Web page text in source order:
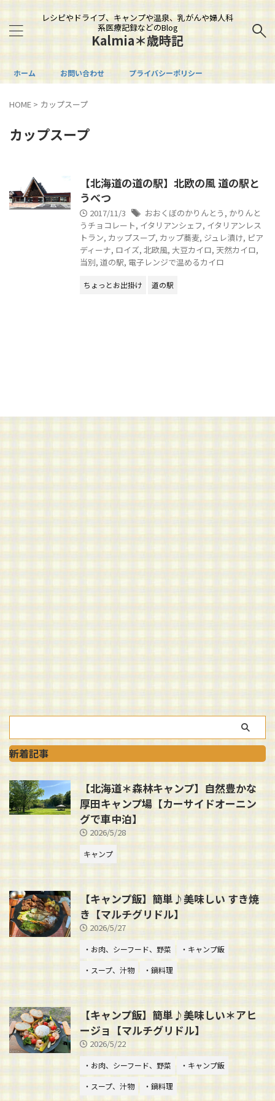
レシピやドライブ、キャンプや温泉、乳がんや婦人科
系医療記録などのBlog
Kalmia＊歳時記
ホーム お問い合わせ プライバシーポリシー
HOME > カップスープ
カップスープ
【北海道の道の駅】北欧の風 道の駅と
うべつ
2017/11/3 おおくぼのかりんとう , かりんと
うチョコレート, イタリアンシェフ, イタリアンレス
トラン, カップスープ, カップ蕎麦, ジュレ漬け, ピア
ディーナ, ロイズ, 北欧風, 大豆カイロ, 天然カイロ,
当別, 道の駅, 電子レンジで温めるカイロ
ちょっとお出掛け 道の駅
新着記事
【北海道＊森林キャンプ】自然豊かな
厚田キャンプ場【カーサイドオーニン
グで車中泊】
2026/5/28
キャンプ
【キャンプ飯】簡単♪美味しい すき焼
き【マルチグリドル】
2026/5/27
・お肉、シーフード、野菜
・キャンプ飯
・スープ、汁物
・鍋料理
【キャンプ飯】簡単♪美味しい＊アヒ
ージョ【マルチグリドル】
2026/5/22
・お肉、シーフード、野菜
・キャンプ飯
・スープ、汁物
・鍋料理